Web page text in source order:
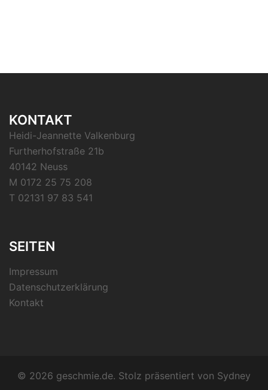
KONTAKT
Heidi-Jeannette Valkenburg
Furtherhofstraße 21b
40142 Neuss
M 0172 25 75 208
T 02131 97 83 541
SEITEN
Impressum
Datenschutzerklärung
Kontakt
© 2026 geschmie.de. Stolz präsentiert von Sydney